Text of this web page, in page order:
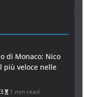
di Monaco: Nico
più veloce nelle
1 min read